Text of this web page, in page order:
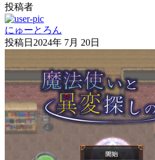
投稿者
にゅーとろん
投稿日 2024年 7月 20日